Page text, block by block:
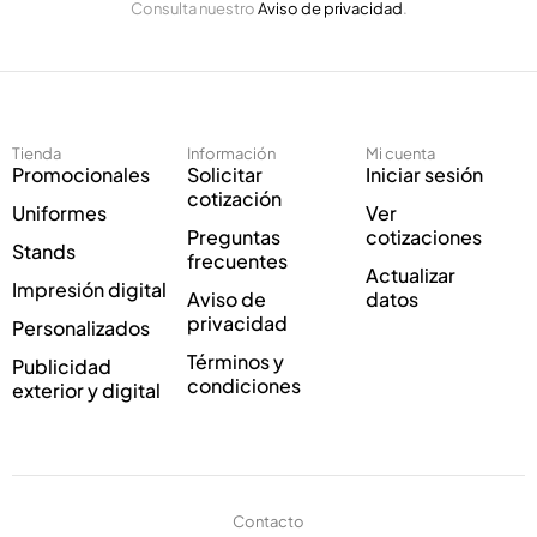
o
e
c
r
ó
i
c
*
c
n
i
c
o
*
Consulta nuestroAviso de privacidad.
Tienda
Promocionales
Uniformes
Stands
Impresión digital
Personalizados
Publicidad
exterior y digital
Información
Solicitar
cotización
Preguntas
frecuentes
Aviso de
privacidad
Términos y
condiciones
Mi cuenta
Iniciar sesión
Ver
cotizaciones
Actualizar
datos
Contacto